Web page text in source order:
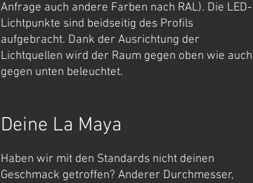
Anfrage auch andere Farben nach RAL). Die LED-
Lichtpunkte sind beidseitig des Profils
aufgebracht. Dank der Ausrichtung der
Lichtquellen wird der Raum gegen oben wie auch
gegen unten beleuchtet.
Deine La Maya
Haben wir mit den Standards nicht deinen
Geschmack getroffen? Anderer Durchmesser,